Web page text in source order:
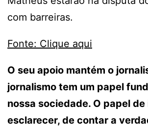
com barreiras.
Fonte: Clique aqui
O seu apoio mantém o
jornalismo tem um papel
nossa sociedade. O papel
esclarecer, de contar a